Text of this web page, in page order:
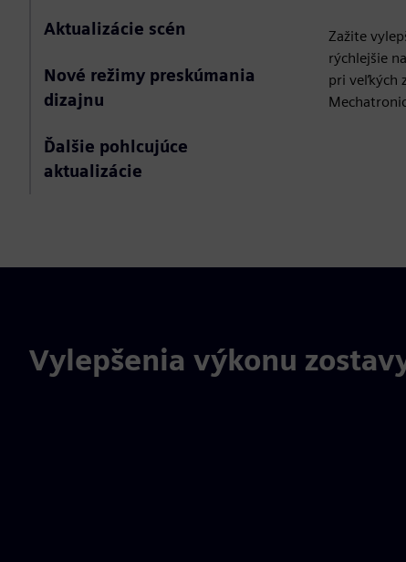
Aktualizácie scén
Nové režimy preskúmania
dizajnu
Ďalšie pohlcujúce
aktualizácie
Zažite
rýchlejšie
pri veľkých
Vylepšenia výkonu